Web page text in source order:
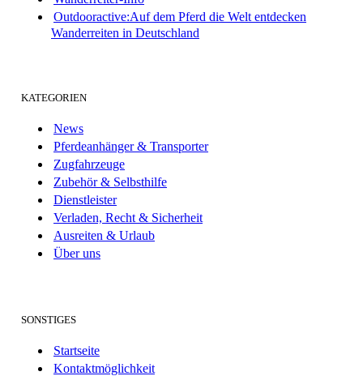
Outdooractive:Auf dem Pferd die Welt entdecken
Wanderreiten in Deutschland
KATEGORIEN
News
Pferdeanhänger & Transporter
Zugfahrzeuge
Zubehör & Selbsthilfe
Dienstleister
Verladen, Recht & Sicherheit
Ausreiten & Urlaub
Über uns
SONSTIGES
Startseite
Kontaktmöglichkeit